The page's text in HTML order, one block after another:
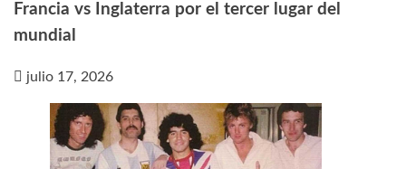
Francia vs Inglaterra por el tercer lugar del
mundial
julio 17, 2026